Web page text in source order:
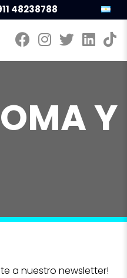
48238788
Y
a nuestro newsletter!